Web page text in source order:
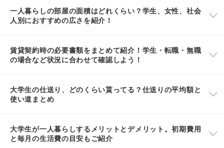
一人暮らしの部屋の面積はどれくらい？学生、女性、社会
人別におすすめの広さを紹介！
賃貸契約時の必要書類をまとめて紹介！学生・転職・無職
の場合など状況に合わせて確認しよう！
大学生の仕送り、どのくらい貰ってる？仕送りの平均額と
使い道まとめ
大学生が一人暮らしするメリットとデメリット。初期費用
と毎月の生活費の目安もご紹介